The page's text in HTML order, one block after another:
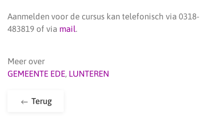
Aanmelden voor de cursus kan telefonisch via 0318-
483819 of via mail.
Meer over
GEMEENTE EDE, LUNTEREN
Terug